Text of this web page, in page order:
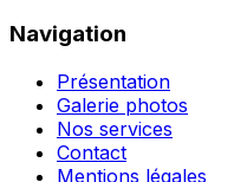
Navigation
Présentation
Galerie photos
Nos services
Contact
Mentions légales